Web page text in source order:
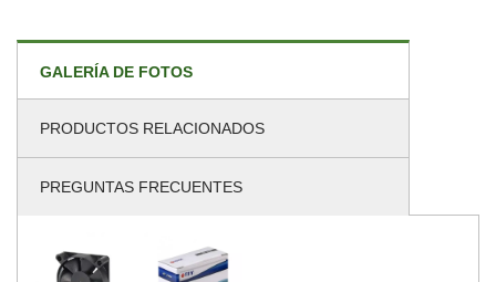
GALERÍA DE FOTOS
PRODUCTOS RELACIONADOS
PREGUNTAS FRECUENTES